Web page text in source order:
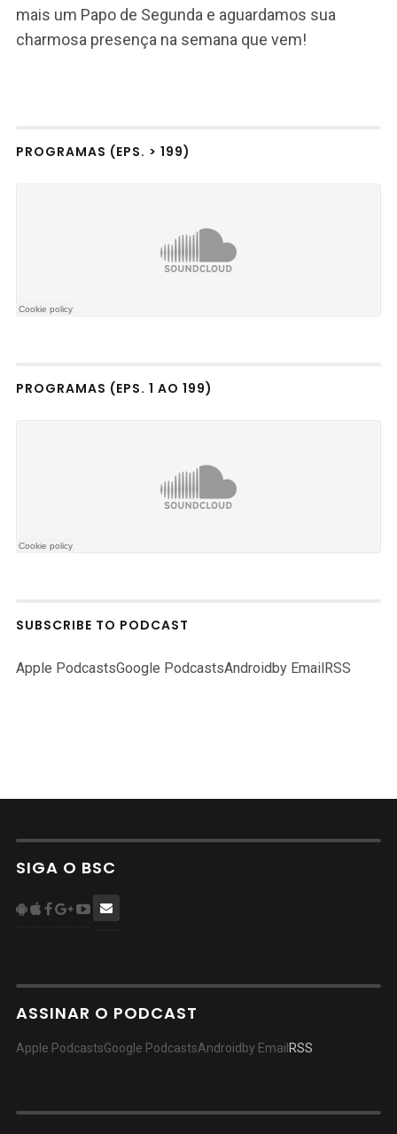
mais um Papo de Segunda e aguardamos sua
charmosa presença na semana que vem!
PROGRAMAS (EPS. > 199)
PROGRAMAS (EPS. 1 AO 199)
SUBSCRIBE TO PODCAST
Apple PodcastsGoogle PodcastsAndroidby EmailRSS
SIGA O BSC
ASSINAR O PODCAST
Apple PodcastsGoogle PodcastsAndroid by Email RSS